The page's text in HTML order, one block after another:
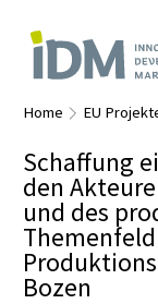
Home EU
Schaffung
den
und des
Bozen